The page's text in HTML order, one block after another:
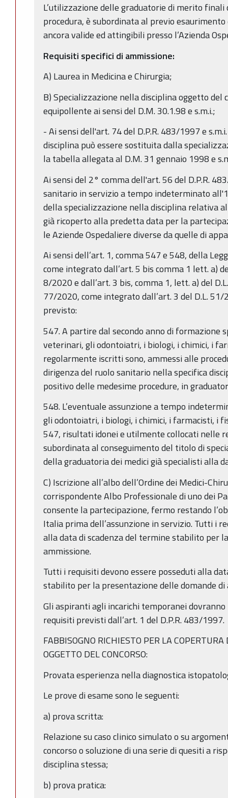
L’utilizzazione delle graduatorie di merito
procedura, è subordinata al previo
ancora valide ed attingibili presso l’Azienda
Requisiti specifici di ammissione:
A) Laurea in Medicina e Chirurgia;
B) Specializzazione nella disciplina oggetto del
equipollente ai sensi del D.M. 30.1.98 e s.m.i.;
- Ai sensi dell'art. 74 del D.P.R. 483/1997 e
disciplina può essere sostituita dalla
la tabella allegata al D.M. 31 gennaio 1998 e
Ai sensi del 2° comma dell'art. 56 del D.P.R.
sanitario in servizio a tempo indeterminato
della specializzazione nella disciplina relativa
già ricoperto alla predetta data per la
le Aziende Ospedaliere diverse da quelle di
Ai sensi dell’art. 1, comma 547 e 548, della
come integrato dall’art. 5 bis comma 1 lett. a)
8/2020 e dall’art. 3 bis, comma 1, lett. a) del
77/2020, come integrato dall’art. 3 del D.L.
previsto:
547. A partire dal secondo anno di formazione
veterinari, gli odontoiatri, i biologi, i chimici, i
regolarmente iscritti sono, ammessi alle
dirigenza del ruolo sanitario nella specifica
positivo delle medesime procedure, in
548. L’eventuale assunzione a tempo
gli odontoiatri, i biologi, i chimici, i farmacisti, i
547, risultati idonei e utilmente collocati nelle
subordinata al conseguimento del titolo di
della graduatoria dei medici già specialisti alla
C) Iscrizione all’albo dell’Ordine dei Medici-
corrispondente Albo Professionale di uno dei
consente la partecipazione, fermo restando
Italia prima dell’assunzione in servizio. Tutti i
alla data di scadenza del termine stabilito per
ammissione.
Tutti i requisiti devono essere posseduti alla
stabilito per la presentazione delle domande di
Gli aspiranti agli incarichi temporanei
requisiti previsti dall’art. 1 del D.P.R. 483/1997.
FABBISOGNO RICHIESTO PER LA
OGGETTO DEL CONCORSO:
Provata esperienza nella diagnostica
Le prove di esame sono le seguenti:
a) prova scritta:
Relazione su caso clinico simulato o su
concorso o soluzione di una serie di quesiti a
disciplina stessa;
b) prova pratica: